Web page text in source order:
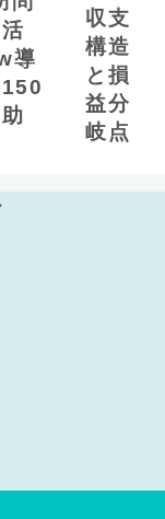
導
収支
構造
と損
益分
岐点